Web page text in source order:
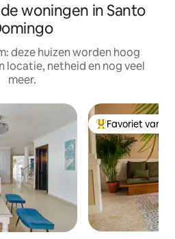
woningen in Santo
deze huizen worden hoog
locatie, netheid en nog veel
meer.
Topfavoriet van
Favoriet van